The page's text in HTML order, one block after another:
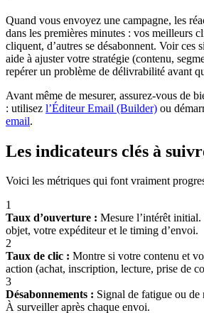
Quand vous envoyez une campagne, les
dans les premières minutes : vos meilleurs
cliquent, d’autres se désabonnent. Voir ces
aide à ajuster votre stratégie (contenu,
repérer un problème de délivrabilité avant
Avant même de mesurer, assurez-vous de
: utilisez l’Éditeur Email (Builder) ou
email.
Les indicateurs clés à
Voici les métriques qui font vraiment
1
Taux d’ouverture : Mesure l’intérêt
objet, votre expéditeur et le timing d’envoi.
2
Taux de clic : Montre si votre contenu et
action (achat, inscription, lecture, prise de
3
Désabonnements : Signal de fatigue ou de
À surveiller après chaque envoi.